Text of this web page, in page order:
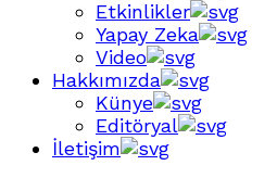
Etkinlikler
Yapay Zeka
Video
Hakkımızda
Künye
Editöryal
İletişim